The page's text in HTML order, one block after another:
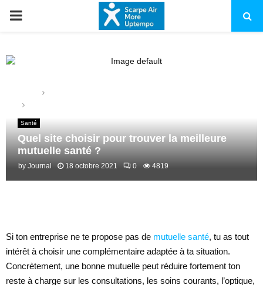
PRIMARY
Santé
Quel site choisir pour trouver la meilleure
mutuelle santé ?
by Journal 18 octobre 2021 0 4819
Si ton entreprise ne te propose pas de mutuelle santé, tu as tout
intérêt à choisir une complémentaire adaptée à ta situation.
Concrètement, une bonne mutuelle peut réduire fortement ton
reste à charge sur les consultations, les soins courants, l’optique,